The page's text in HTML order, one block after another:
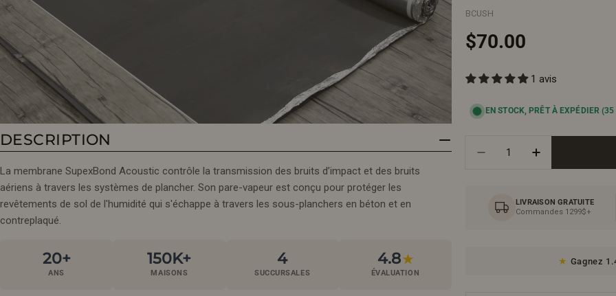
le média 0 en mode modal
DESCRIPTION
La membrane SupexBond Acoustic contrôle la transmission des bruits d’impact et des bruits
aériens à travers les systèmes de plancher. Son pare-vapeur est conçu pour protéger les
revêtements de sol de l'humidité qui s'échappe à travers les sous-planchers en béton et en
contreplaqué.
20+
ANS
150K+
MAISONS
4
SUCCURSALES
4.8★
ÉVALUATION
BCUSH
Prix
$70.00
1 avis
EN STOCK, PRÊT À EXPÉDIER (35
Diminuer La Quantité
Augmenter
LIVRAISON GRATUITE
Commandes 1299$+
Gagnez